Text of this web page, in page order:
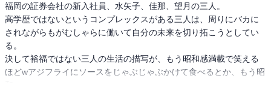
あるいは薄ら気付いて
いてもリスクを軽ーく
甘ーく見積もるんです。
まるで綿アメのように
福岡の証券会社の新入社員、水矢子、佳那、望月の三人。
高学歴ではないというコンプレックスがある三人は、周りにバカに
されながらもがむしゃらに働いて自分の未来を切り拓こうとしてい
る。
決して裕福ではない三人の生活の描写が、もう昭和感満載で笑える
ほどwアジフライにソースをじゃぶじゃぶかけて食べるとか、もう昭